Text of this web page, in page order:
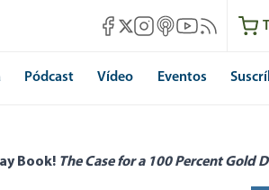
Mises Facebook
Mises X
Mises Instagram
Mises itunes
Mises Youtube
Mises RSS
Pódcast Vídeo Eventos
Book! The Case for a 100 Percent Gold